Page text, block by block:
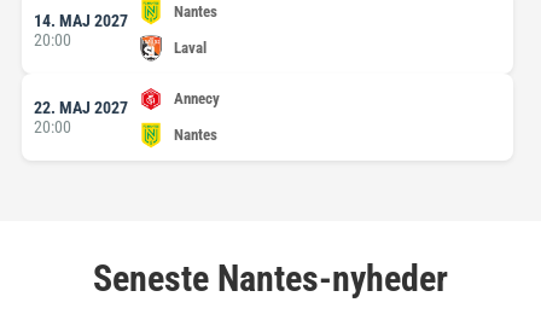
14. MAJ 2027
20:00
Nantes
Laval
22. MAJ 2027
20:00
Annecy
Nantes
Seneste Nantes-nyheder